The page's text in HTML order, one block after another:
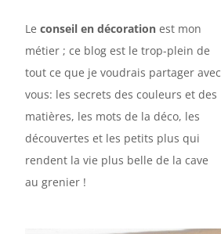
Le conseil en décoration est mon
métier ; ce blog est le trop-plein de
tout ce que je voudrais partager avec
vous: les secrets des couleurs et des
matières, les mots de la déco, les
découvertes et les petits plus qui
rendent la vie plus belle de la cave
au grenier !